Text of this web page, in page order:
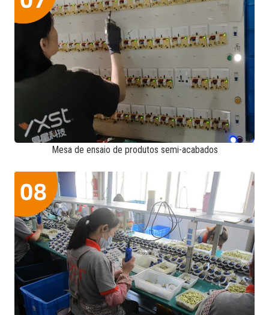
Mesa de ensaio de produtos semi-acabados